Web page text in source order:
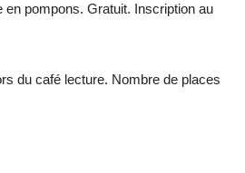
pompons. Gratuit. Inscription au
du café lecture. Nombre de places